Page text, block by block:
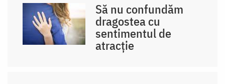
Să nu confundăm
dragostea cu
sentimentul de
atracție